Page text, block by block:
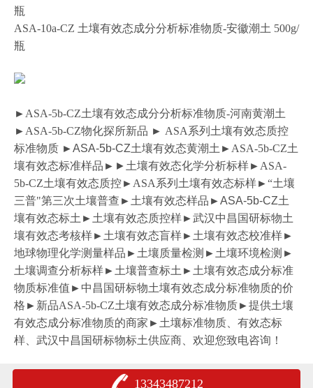
瓶
ASA-10a-CZ 土壤有效态成分分析标准物质-安徽潮土 500g/
瓶
► ASA-5b-CZ土壤有效态成分分析标准物质-河南黄潮土
► ASA-5b-CZ物化探所新品 ► ASA系列土壤有效态质控
标准物质 ►ASA-5b-CZ土壤有效态黄潮土► ASA-5b-CZ土
壤有效态标准样品► ► 土壤有效态化学分析标样► ASA-
5b-CZ土壤有效态质控►ASA系列土壤有效态标样►“土壤
三普"第三次土壤普查►土壤有效态样品►ASA-5b-CZ土
壤有效态标土►土壤有效态质控样►武汉中昌国研标物土
壤有效态考核样►土壤有效态盲样►土壤有效态校准样►
地球物理化学测量样品►土壤质量检测►土壤环境检测►
土壤调查分析标样►土壤普查标土►土壤有效态成分标准
物质标准值►中昌国研标物土壤有效态成分标准物质的价
格►新品ASA-5b-CZ土壤有效态成分标准物质►提供土壤
有效态成分标准物质的商家►土壤标准物质、有效态标
样、武汉中昌国研标物标土供应商、欢迎您致电咨询！
13343487212